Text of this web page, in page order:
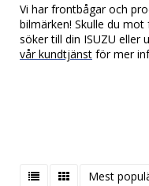
Vi har frontbågar och
bilmärken! Skulle du
söker till din ISUZU eller
vår kundtjänst för mer
Mest